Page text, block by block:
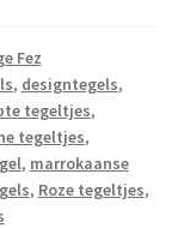
Fez
, designtegels,
tegeltjes,
tegeltjes,
, marrokaanse
, Roze tegeltjes,